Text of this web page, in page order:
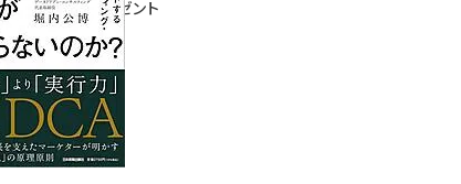
3名様にプレゼント
8月7日 10:00